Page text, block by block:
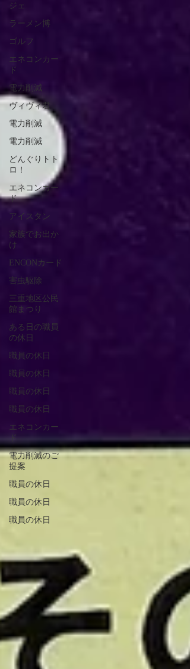
ジェ
ラーメン博
ゴルフ
エネコンカー
ド
電力削減
ヴィヴィ君
電力削減
電力削減
どんぐりトト
ロ！
エネコンカー
ド
アイスタン
家族でお出か
け
ENCONカード
害虫駆除
三重地区公民
館まつり
ある日の職員
の休日
職員の休日
職員の休日
職員の休日
職員の休日
エネコンカー
ド
電力削減のご
提案
職員の休日
職員の休日
職員の休日